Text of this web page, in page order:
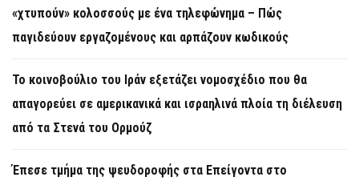
«χτυπούν» κολοσσούς με ένα τηλεφώνημα – Πώς
παγιδεύουν εργαζομένους και αρπάζουν κωδικούς
Το κοινοβούλιο του Ιράν εξετάζει νομοσχέδιο που θα
απαγορεύει σε αμερικανικά και ισραηλινά πλοία τη διέλευση
από τα Στενά του Ορμούζ
Έπεσε τμήμα της ψευδοροφής στα Επείγοντα στο